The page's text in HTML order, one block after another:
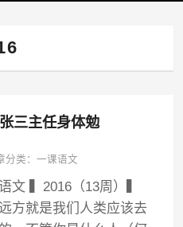
三主任身体勉
分类：一课语文
文 ▍2016（13周）▍
方就是我们人类应该去